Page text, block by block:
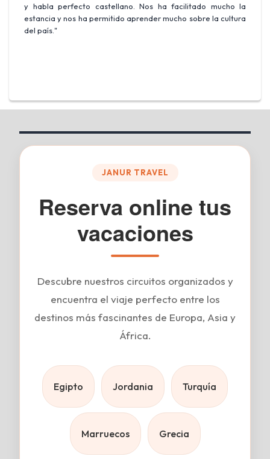
y habla perfecto castellano. Nos ha facilitado mucho la
estancia y nos ha permitido aprender mucho sobre la cultura
del país."
JANUR TRAVEL
Reserva online tus
vacaciones
Descubre nuestros circuitos organizados y
encuentra el viaje perfecto entre los
destinos más fascinantes de Europa, Asia y
África.
Egipto Jordania Turquía
Marruecos Grecia